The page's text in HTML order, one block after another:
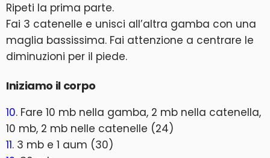
Ripeti la prima parte.
Fai 3 catenelle e unisci all’altra gamba con una
maglia bassissima. Fai attenzione a centrare le
diminuzioni per il piede.
Iniziamo il corpo
10. Fare 10 mb nella gamba, 2 mb nella catenella,
10 mb, 2 mb nelle catenelle (24)
11. 3 mb e 1 aum (30)